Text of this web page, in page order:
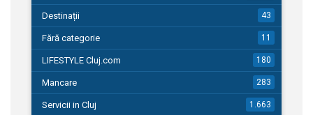
Destinații 43
Fără categorie 11
LIFESTYLE Cluj.com 180
Mancare 283
Servicii in Cluj 1.663